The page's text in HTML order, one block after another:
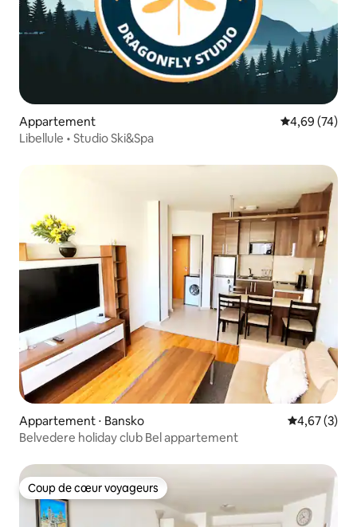
Appartement Évaluation
4,69 (74)
Libellule • Studio Ski&Spa
Appartement ⋅ Bansko Évaluation
4,67 (3)
Belvedere holiday club Bel appartement
Coup de cœur voyageurs
Coup de cœur voyageurs